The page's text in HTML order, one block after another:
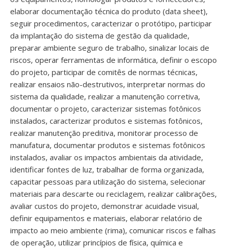
elaborar documentação técnica do produto (data sheet),
seguir procedimentos, caracterizar o protótipo, participar
da implantação do sistema de gestão da qualidade,
preparar ambiente seguro de trabalho, sinalizar locais de
riscos, operar ferramentas de informática, definir o escopo
do projeto, participar de comitês de normas técnicas,
realizar ensaios não-destrutivos, interpretar normas do
sistema da qualidade, realizar a manutenção corretiva,
documentar o projeto, caracterizar sistemas fotônicos
instalados, caracterizar produtos e sistemas fotônicos,
realizar manutenção preditiva, monitorar processo de
manufatura, documentar produtos e sistemas fotônicos
instalados, avaliar os impactos ambientais da atividade,
identificar fontes de luz, trabalhar de forma organizada,
capacitar pessoas para utilização do sistema, selecionar
materiais para descarte ou reciclagem, realizar calibrações,
avaliar custos do projeto, demonstrar acuidade visual,
definir equipamentos e materiais, elaborar relatório de
impacto ao meio ambiente (rima), comunicar riscos e falhas
de operação, utilizar princípios de física, química e